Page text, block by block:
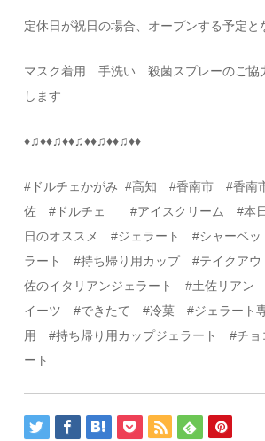
定休日が祝日の場合、オープンする予定と
マスク着用 手洗い 殺菌スプレーのご協
します
♦♫♦♦♫♦♦♫♦♦♫♦♦♫♦♦
# ドルチェかがみ #高知#香南市 #香南
佐# ドルチェ#アイスクリーム#本
日のオススメ#ジェラート#シャーベ
ラート #持ち帰り用カップ #テイクア
佐のイタリアンジェラート#土佐リア
イーツ
#できたて#冷菓#ジェラート
用 #持ち帰り用カップジェラート #チョ
ート